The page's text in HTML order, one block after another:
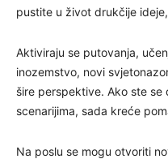
pustite u život drukčije
Aktiviraju se putovanja,
inozemstvo, novi
šire perspektive. Ako ste se
scenarijima, sada kreće
Na poslu se mogu otvoriti